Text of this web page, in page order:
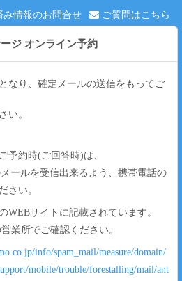
み情報のお問合せ ご質問はこちら
ジ オンライン予約
なり、確定メールの送信をもってご
い。
予約時(ご回答時)は、
メールを受信出来るよう、携帯電話の
さい。
WEBサイトに記載されています。
業所でご確認ください。
info/spam_mail/measure/domain/
mobile/trouble/forestalling/mail/ant